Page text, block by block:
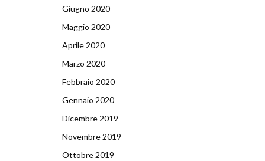
Giugno 2020
Maggio 2020
Aprile 2020
Marzo 2020
Febbraio 2020
Gennaio 2020
Dicembre 2019
Novembre 2019
Ottobre 2019